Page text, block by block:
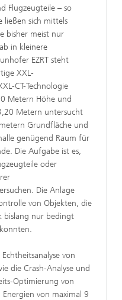
Flugzeugteile – so
ließen sich mittels
bisher meist nur
in kleinere
EZRT steht
XXL-
CT-Technologie
Metern Höhe und
Metern untersucht
Grundfläche und
genügend Raum für
Die Aufgabe ist es,
oder
Die Anlage
von Objekten, die
bislang nur bedingt
von
die Crash-Analyse und
Optimierung von
Energien von maximal 9